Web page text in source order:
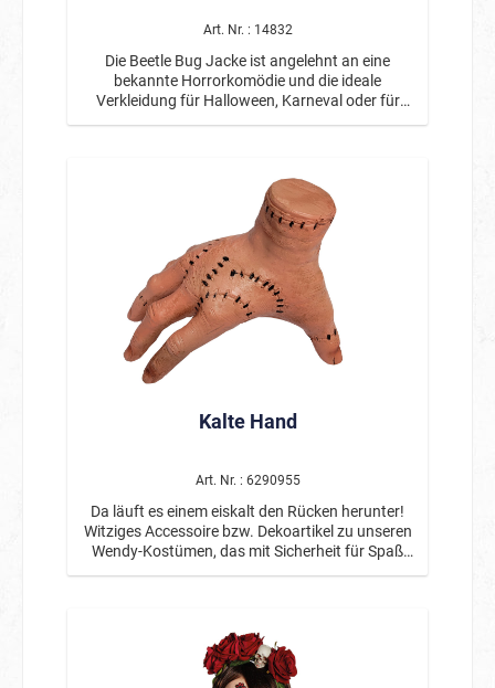
eignet sich ideal für Halloweenpartys,
Schaufenster oder Themenräume. Durch ihre
kompakte Größe lässt sie sich hervorragend mit
weiteren Halloween-Artikeln wie Spinnweben,
Skeletten oder Horrorpuppen kombinieren.
Soundeffekten Unheimliches Puppendesign mit
rissigem Gesicht Ideal für Halloween-Dekoration,
Partys und Gruselszenen Perfekt für Tischdeko,
Fensterbank oder Regal Betrieb mit 2 x AA
Alkaline Batterien. Batterien NICHT enthalten Die
Horror Puppe auf dem Fahrrad mit Bewegung
und Sound ist eine originelle und gruselige
Halloween-Dekofigur, die garantiert für
schaurige Stimmung sorgt und bei Gästen für
den einen oder anderen Überraschungsmoment
Art. Nr. : 14832
Die Beetle Bug Jacke ist angelehnt an eine
bekannte Horrorkomödie und die ideale
Verkleidung für Halloween, Karneval oder für
Taschenlasche. Passend dazu ist die Perücke
57094 separat erhältlich.
Kalte Hand
Art. Nr. : 6290955
Da läuft es einem eiskalt den Rücken herunter!
Witziges Accessoire bzw. Dekoartikel zu unseren
Wendy-Kostümen, das mit Sicherheit für Spaß
Erwachsenenhand. An Fingern und Hand sind
diverse Narben angedeutet.